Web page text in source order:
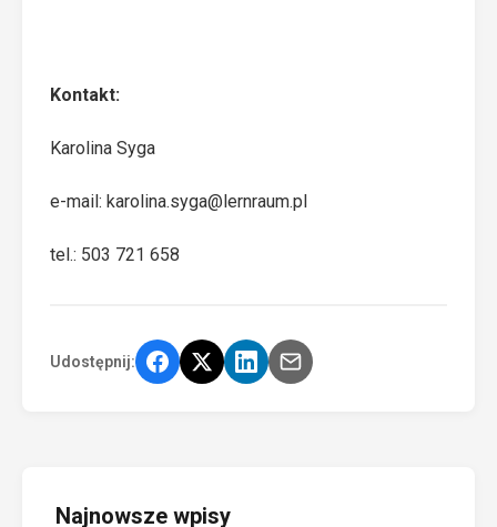
Kontakt:
Karolina Syga
e-mail: karolina.syga@lernraum.pl
tel.: 503 721 658
Udostępnij:
Najnowsze wpisy